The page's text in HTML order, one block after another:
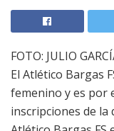
FOTO: JULIO
El Atlético Bargas
femenino y es por
inscripciones de la